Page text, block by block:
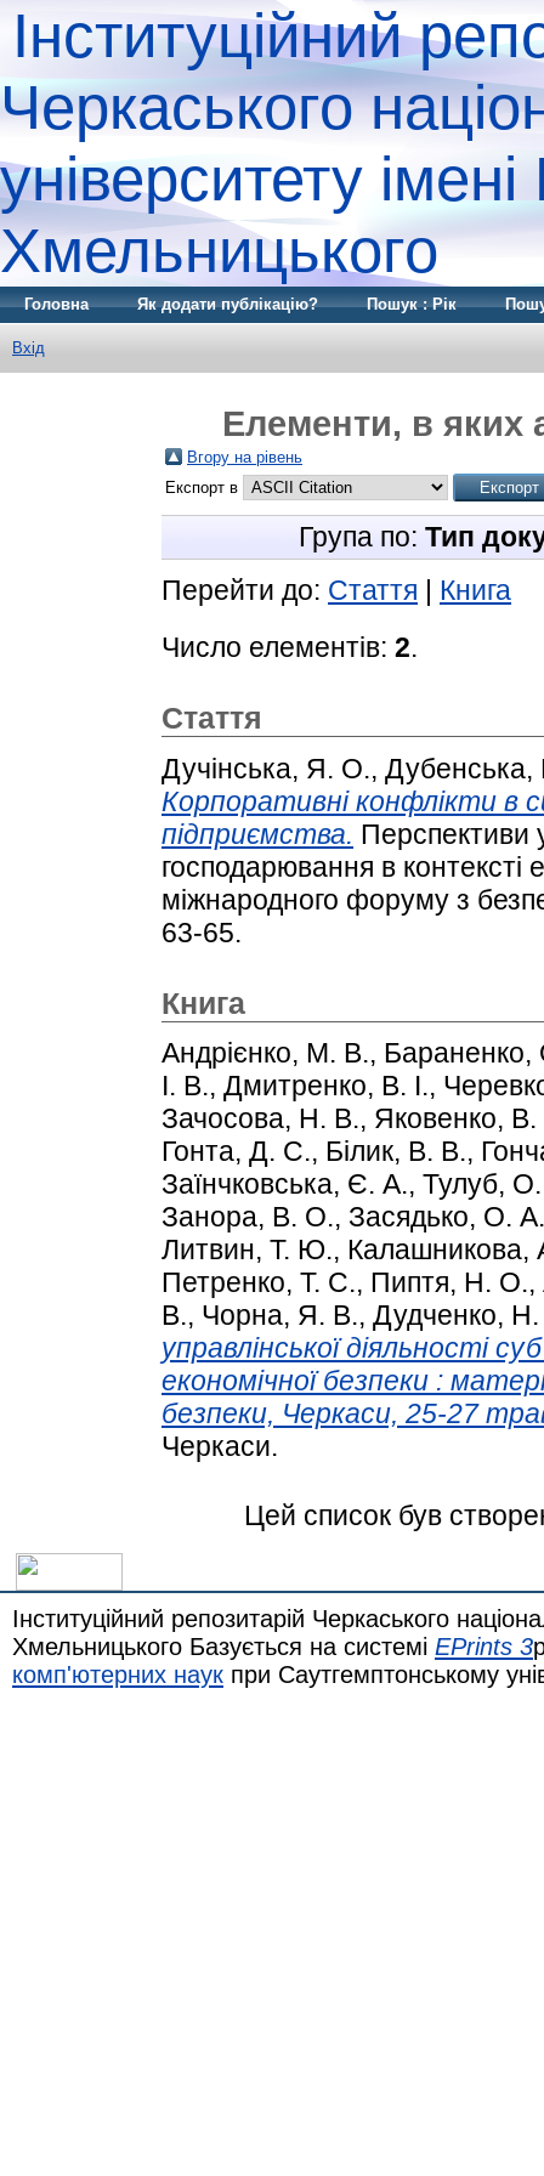
Інституційний
Черкаського
університету
Хмельницького
Головна Як додати публікацію? Пошук : Рік
Вхід
Елементи, в яких
Вгору на рівень
Експорт в
Група по: Тип
Перейти до: Стаття | Книга
Число елементів: 2.
Стаття
Дучінська, Я. О., Дубенська,
Корпоративні конфлікти в
підприємства. Перспективи
господарювання в контексті
міжнародного форуму з
63-65.
Книга
Андрієнко, М. В., Бараненко,
І. В., Дмитренко, В. І.,
Зачосова, Н. В., Яковенко,
Гонта, Д. С., Білик, В. В.,
Заїнчковська, Є. А., Тулуб,
Занора, В. О., Засядько, О. А.
Литвин, Т. Ю., Калашникова,
Петренко, Т. С., Пиптя, Н. О.,
В., Чорна, Я. В., Дудченко,
управлінської діяльності
економічної безпеки :
безпеки, Черкаси, 25-27
Черкаси.
Цей список був
Інституційний репозитарій Черкаського
Хмельницького Базується на системі EPrints 3
комп'ютерних наук при Саутгемптонському